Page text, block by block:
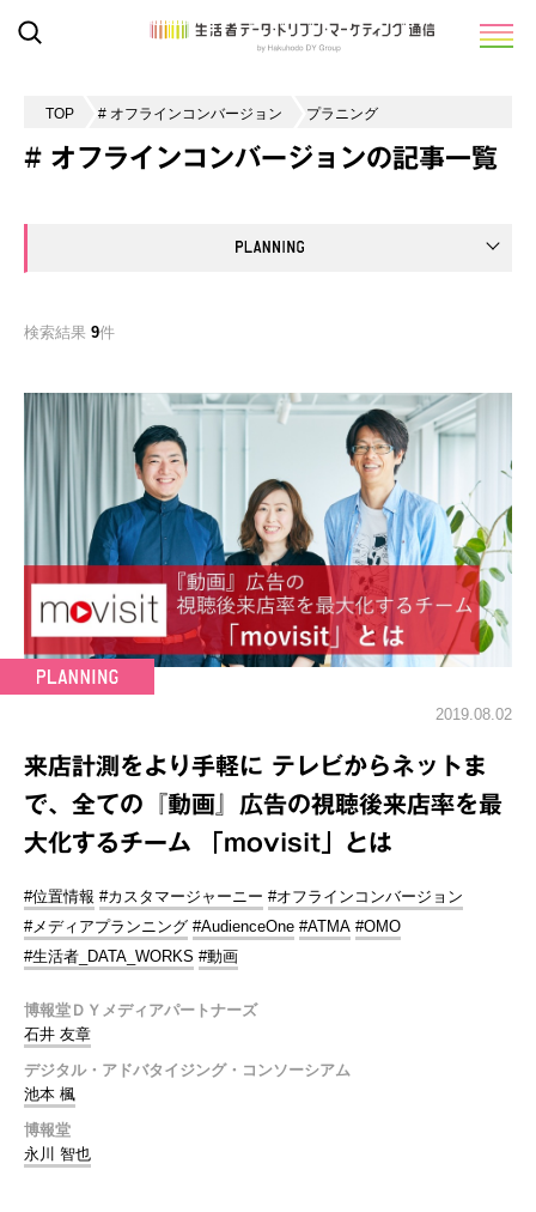
TOP # オフラインコンバージョン プラニング
# オフラインコンバージョンの記事一覧
検索結果 9件
2019.08.02
来店計測をより手軽に テレビからネットま
で、全ての『動画』広告の視聴後来店率を最
大化するチーム 「movisit」とは
#位置情報 #カスタマージャーニー #オフラインコンバージョン
#メディアプランニング #AudienceOne #ATMA #OMO
#生活者_DATA_WORKS #動画
博報堂ＤＹメディアパートナーズ
石井 友章
デジタル・アドバタイジング・コンソーシアム
池本 楓
博報堂
永川 智也